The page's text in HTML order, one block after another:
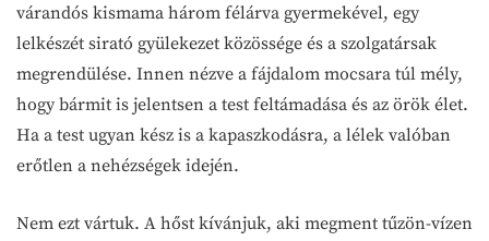
várandós kismama három félárva gyermekével, egy
lelkészét sirató gyülekezet közössége és a szolgatársak
megrendülése. Innen nézve a fájdalom mocsara túl mély,
hogy bármit is jelentsen a test feltámadása és az örök élet.
Ha a test ugyan kész is a kapaszkodásra, a lélek valóban
erőtlen a nehézségek idején.
Nem ezt vártuk. A hőst kívánjuk, aki megment tűzön-vízen